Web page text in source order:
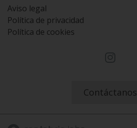
Aviso legal
Política de privacidad
Política de cookies
t
Contáctanos